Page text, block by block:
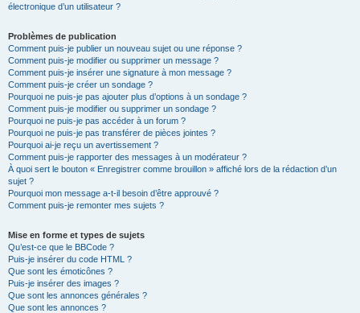
électronique d’un utilisateur ?
Problèmes de publication
Comment puis-je publier un nouveau sujet ou une réponse ?
Comment puis-je modifier ou supprimer un message ?
Comment puis-je insérer une signature à mon message ?
Comment puis-je créer un sondage ?
Pourquoi ne puis-je pas ajouter plus d’options à un sondage ?
Comment puis-je modifier ou supprimer un sondage ?
Pourquoi ne puis-je pas accéder à un forum ?
Pourquoi ne puis-je pas transférer de pièces jointes ?
Pourquoi ai-je reçu un avertissement ?
Comment puis-je rapporter des messages à un modérateur ?
À quoi sert le bouton « Enregistrer comme brouillon » affiché lors de la rédaction d’un
sujet ?
Pourquoi mon message a-t-il besoin d’être approuvé ?
Comment puis-je remonter mes sujets ?
Mise en forme et types de sujets
Qu’est-ce que le BBCode ?
Puis-je insérer du code HTML ?
Que sont les émoticônes ?
Puis-je insérer des images ?
Que sont les annonces générales ?
Que sont les annonces ?